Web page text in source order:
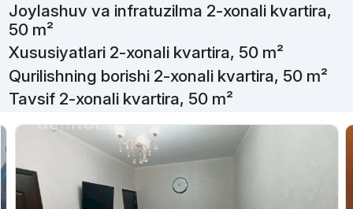
Joylashuv va infratuzilma 2-xonali kvartira,
50 m²
Xususiyatlari 2-xonali kvartira, 50 m²
Qurilishning borishi 2-xonali kvartira, 50 m²
Tavsif 2-xonali kvartira, 50 m²